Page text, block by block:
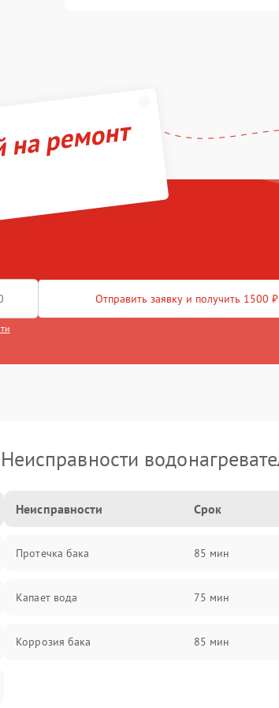
ремонт
Отправить заявку и получить 1500 ₽
Неисправности
Неисправности Срок
Протечка бака 85 мин
Капает вода 75 мин
Коррозия бака 85 мин